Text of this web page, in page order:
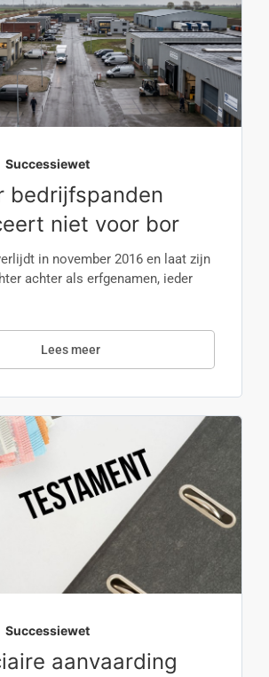
Successiewet
bedrijfspanden
niet voor bor
in november 2016 en laat zijn
achter als erfgenamen, ieder
Lees meer
Successiewet
aanvaarding